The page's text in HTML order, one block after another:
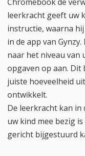
leerkracht geeft uw
instructie, waarna
in de app van
naar het niveau van
opgaven op aan. Dit
juiste hoeveelheid
ontwikkelt.
De leerkracht kan in
uw kind mee bezig
gericht bijgestuurd